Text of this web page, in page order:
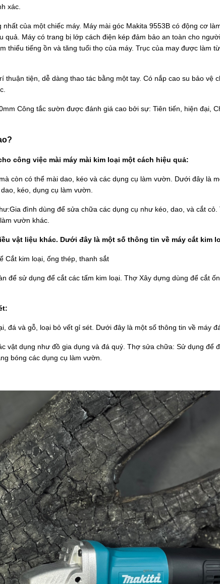
xác.
của một chiếc máy. Máy mài góc Makita 9553B có động cơ
quả. Máy có trang bị lớp cách điện kép đảm bảo an toàn cho
thiểu tiếng ồn và tăng tuổi thọ của máy. Trục của may được làm
tiện, dễ dàng thao tác bằng một tay. Có nắp cao su bảo vệ
Công tắc sườn được đánh giá cao bởi sự: Tiên tiến, hiện đại,
công việc mài máy mài kim loại một cách hiệu quả:
còn có thể mài dao, kéo và các dụng cụ làm vườn. Dưới đây là
kéo, dụng cụ làm vườn.
đình dùng để sửa chữa các dụng cụ như kéo, dao, và cắt
vườn khác.
vật liệu khác. Dưới đây là một số thông tin về máy cắt kim
Cắt kim loại, ống thép, thanh sắt
để sử dụng để cắt các tấm kim loại. Thợ Xây dựng dùng để cắt
đá và gỗ, loại bỏ vết gỉ sét. Dưới đây là một số thông tin về máy
vật dụng như đồ gia dụng và đá quý. Thợ sửa chữa: Sử dụng
bóng các dụng cụ làm vườn.